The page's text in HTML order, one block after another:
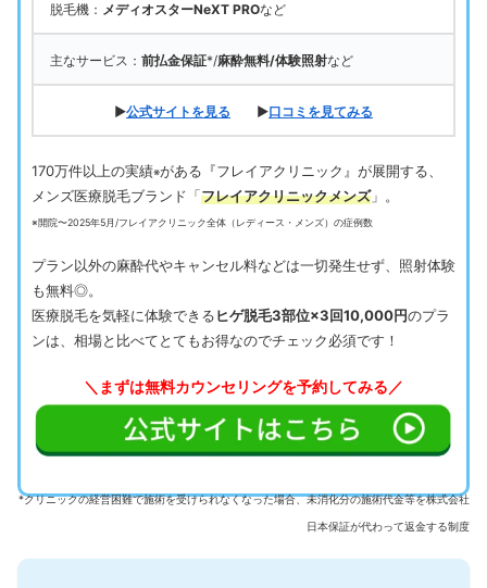
脱毛機： メディオスターNeXT PROなど
主なサービス： 前払金保証*/麻酔無料/体験照射など
▶公式サイトを見る ▶口コミを見てみる
170万件以上の実績※がある『フレイアクリニック』が展開する、
メンズ医療脱毛ブランド「フレイアクリニックメンズ」。
※開院〜2025年5月/フレイアクリニック全体（レディース・メンズ）の症例数
プラン以外の麻酔代やキャンセル料などは一切発生せず、照射体験
も無料◎。
医療脱毛を気軽に体験できるヒゲ脱毛3部位×3回10,000円のプラ
ンは、相場と比べてとてもお得なのでチェック必須です！
＼まずは無料カウンセリングを予約してみる／
*クリニックの経営困難で施術を受けられなくなった場合、未消化分の施術代金等を株式会社
日本保証が代わって返金する制度